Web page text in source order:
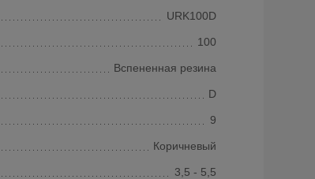
URK100D
100
Вспененная резина
D
9
Коричневый
3,5 - 5,5